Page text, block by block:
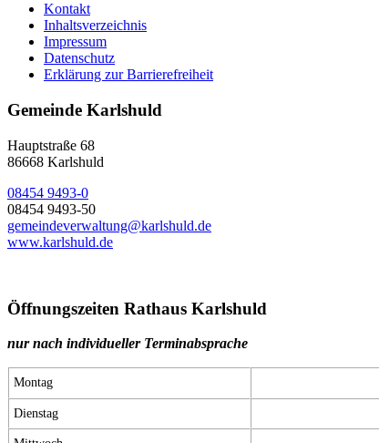
Kontakt
Inhaltsverzeichnis
Impressum
Datenschutz
Erklärung zur Barrierefreiheit
Gemeinde Karlshuld
Hauptstraße 68
86668 Karlshuld
08454 9493-0
08454 9493-50
gemeindeverwaltung@karlshuld.de
www.karlshuld.de
Öffnungszeiten Rathaus Karlshuld
nur nach individueller Terminabsprache
Montag
Dienstag